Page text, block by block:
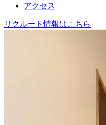
アクセス
リクルート情報はこちら